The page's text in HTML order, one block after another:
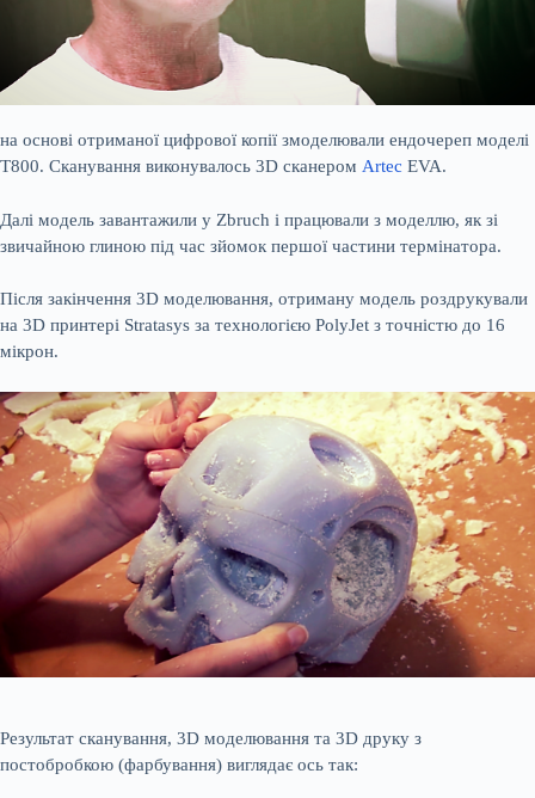
на основі отриманої цифрової копії змоделювали ендочереп моделі
Т800. Сканування виконувалось 3D сканером Artec EVA.
Далі модель завантажили у Zbruch і працювали з моделлю, як зі
звичайною глиною під час зйомок першої частини термінатора.
Після закінчення 3D моделювання, отриману модель роздрукували
на 3D принтері Stratasys за технологією PolyJet з точністю до 16
мікрон.
Результат сканування, 3D моделювання та 3D друку з
постобробкою (фарбування) виглядає ось так: